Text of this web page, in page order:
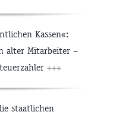
Kassen«:
alter Mitarbeiter –
+++
staatlichen